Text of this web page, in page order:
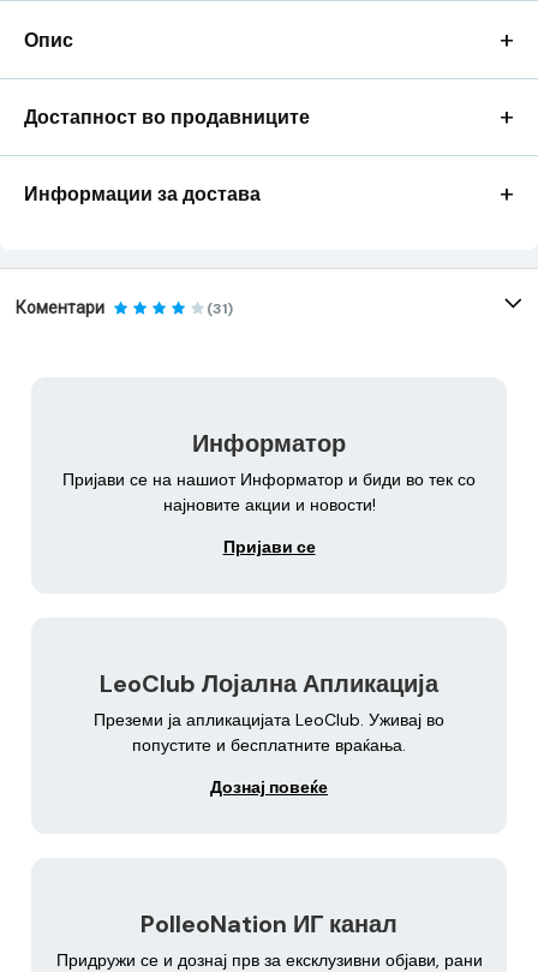
Опис +
Достапност во продавниците +
Информации за достава +
Коментари (31)
Информатор
Пријави се на нашиот Информатор и биди во тек со
најновите акции и новости!
Пријави се
LeoClub Лојална Апликација
Преземи ја апликацијата LeoClub. Уживај во
попустите и бесплатните враќања.
Дознај повеќе
PolleoNation ИГ канал
Придружи се и дознај прв за ексклузивни објави, рани